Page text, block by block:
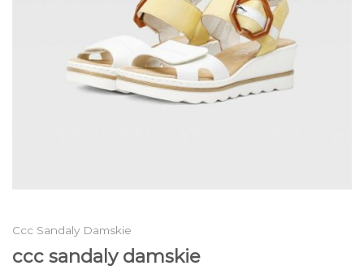
Ccc Sandaly Damskie
ccc sandaly damskie